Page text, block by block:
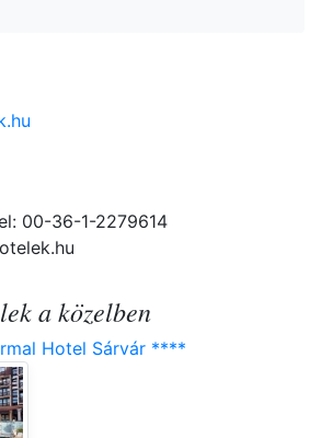
00-36-1-2279614
a közelben
Hotel Sárvár ****